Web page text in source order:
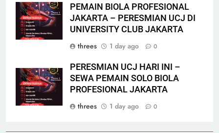
PEMAIN BIOLA PROFESIONAL
JAKARTA – PERESMIAN UCJ DI
UNIVERSITY CLUB JAKARTA
threes
1 day ago 0
PERESMIAN UCJ HARI INI –
SEWA PEMAIN SOLO BIOLA
PROFESIONAL JAKARTA
threes
1 day ago 0